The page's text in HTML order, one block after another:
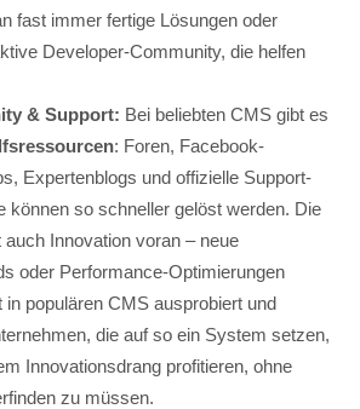
fast immer fertige Lösungen oder
Developer-Community, die helfen
& Support: Bei beliebten CMS gibt es
: Foren, Facebook-
Expertenblogs und offizielle Support-
können so schneller gelöst werden. Die
Innovation voran – neue
oder Performance-Optimierungen
populären CMS ausprobiert und
die auf so ein System setzen,
Innovationsdrang profitieren, ohne
zu müssen.